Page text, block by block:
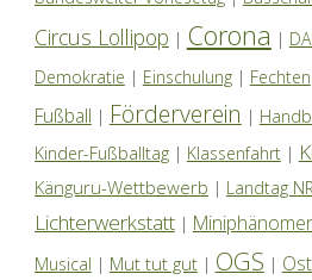
Circus Lollipop | Corona |
Demokratie | Einschulung| Fechten
Fußball | Förderverein |
Kinder-Fußballtag| Klassenfahrt|
Känguru-Wettbewerb | Landtag
Lichterwerkstatt|
Musical | Mut tut gut| OGS |